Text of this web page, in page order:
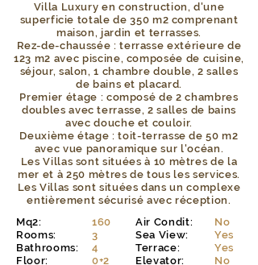
Villa Luxury en construction, d'une
superficie totale de 350 m2 comprenant
maison, jardin et terrasses.
Rez-de-chaussée : terrasse extérieure de
123 m2 avec piscine, composée de cuisine,
séjour, salon, 1 chambre double, 2 salles
de bains et placard.
Premier étage : composé de 2 chambres
doubles avec terrasse, 2 salles de bains
avec douche et couloir.
Deuxième étage : toit-terrasse de 50 m2
avec vue panoramique sur l'océan.
Les Villas sont situées à 10 mètres de la
mer et à 250 mètres de tous les services.
Les Villas sont situées dans un complexe
entièrement sécurisé avec réception.
Mq2:
Rooms:
Bathrooms:
Floor:
160
3
4
0+2
Air Condit:
Sea View:
Terrace:
Elevator:
No
Yes
Yes
No